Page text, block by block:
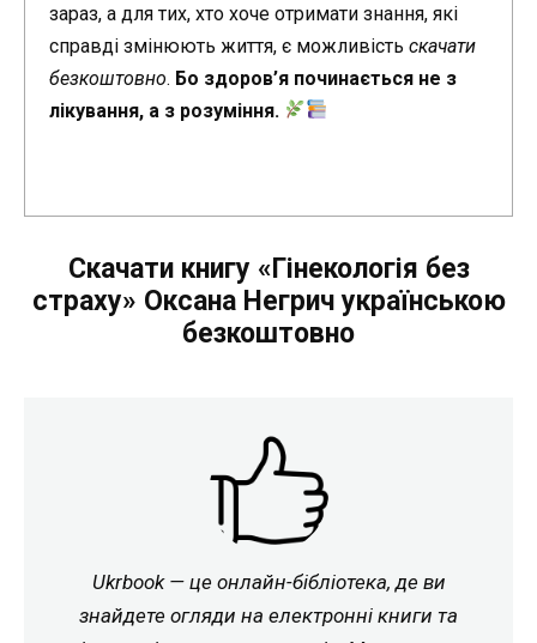
зараз, а для тих, хто хоче отримати знання, які
справді змінюють життя, є можливість скачати
безкоштовно. Бо здоров’я починається не з
лікування, а з розуміння.
Скачати книгу «Гінекологія без
страху» Оксана Негрич українською
безкоштовно
Ukrbook — це онлайн-бібліотека, де ви
знайдете огляди на електронні книги та